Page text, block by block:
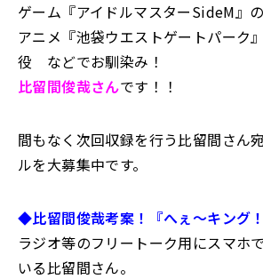
ゲーム『アイドルマスターSideM』
アニメ『池袋ウエストゲートパーク
役 などでお馴染み！
比留間俊哉さんです！！
間もなく次回収録を行う比留間さん
ルを大募集中です。
◆比留間俊哉考案！『へぇ～キング！
ラジオ等のフリートーク用にスマホ
いる比留間さん。